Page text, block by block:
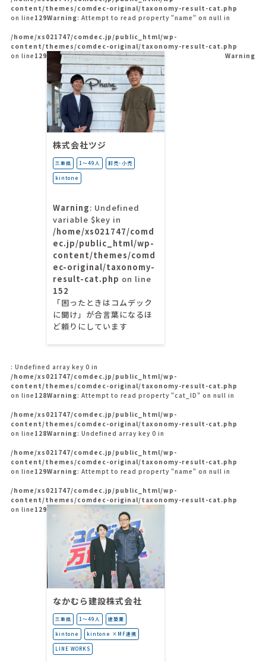
content/themes/comdec-original/taxonomy-result-cat.php
on line 129Warning: Attempt to read property "name" on null in
/home/xs021747/comdec.jp/public_html/wp-
content/themes/comdec-original/taxonomy-result-cat.php
on line 129
株式会社ツジ
三重県 1〜49人 卸売･小売
kintone
Warning: Undefined
variable $key in
/home/xs021747/comd
ec.jp/public_html/wp-
content/themes/comd
ec-original/taxonomy-
result-cat.php on line
152
「困ったときはコムデック
に聞け」が合言葉になるほ
ど頼りにしています
Warning
: Undefined array key 0 in
/home/xs021747/comdec.jp/public_html/wp-
content/themes/comdec-original/taxonomy-result-cat.php
on line 128Warning: Attempt to read property "cat_ID" on null in
/home/xs021747/comdec.jp/public_html/wp-
content/themes/comdec-original/taxonomy-result-cat.php
on line 128Warning: Undefined array key 0 in
/home/xs021747/comdec.jp/public_html/wp-
content/themes/comdec-original/taxonomy-result-cat.php
on line 129Warning: Attempt to read property "name" on null in
/home/xs021747/comdec.jp/public_html/wp-
content/themes/comdec-original/taxonomy-result-cat.php
on line 129
なかむら建設株式会社
三重県 1〜49人 建築業
kintone kintone ×MF連携
LINE WORKS